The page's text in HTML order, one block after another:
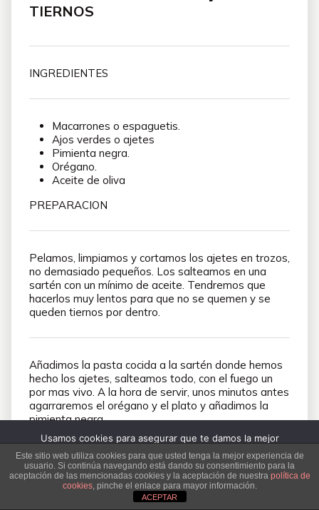
TIERNOS
INGREDIENTES
Macarrones o espaguetis.
Ajos verdes o ajetes
Pimienta negra.
Orégano.
Aceite de oliva
PREPARACION
Pelamos, limpiamos y cortamos los ajetes en trozos,
no demasiado pequeños. Los salteamos en una
sartén con un mínimo de aceite. Tendremos que
hacerlos muy lentos para que no se quemen y se
queden tiernos por dentro.
Añadimos la pasta cocida a la sartén donde hemos
hecho los ajetes, salteamos todo, con el fuego un
por mas vivo. A la hora de servir, unos minutos antes
agarraremos el orégano y el plato y añadimos la
pimienta negra.
Este sitio web utiliza cookies para que usted tenga la mejor experiencia de
usuario. Si continúa navegando está dando su consentimiento para la
aceptación de las mencionadas cookies y la aceptación de nuestra política de
cookies, pinche el enlace para mayor información.
ACEPTAR
Usamos cookies para asegurar que te damos la mejor
experiencia en nuestra web. Si continúas usando este sitio,
asumiremos que estás de acuerdo con ello.
Aceptar
No Política de privacidad